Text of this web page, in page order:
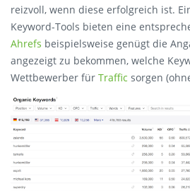
reizvoll, wenn diese erfolgreich ist.
Keyword-Tools bieten eine
Ahrefs beispielsweise genügt die
angezeigt zu bekommen, welche
Wettbewerber für Traffic sorgen